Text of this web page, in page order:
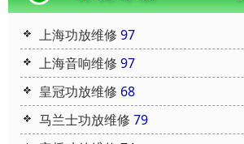
上海功放维修 97
上海音响维修 97
皇冠功放维修 68
马兰士功放维修 79